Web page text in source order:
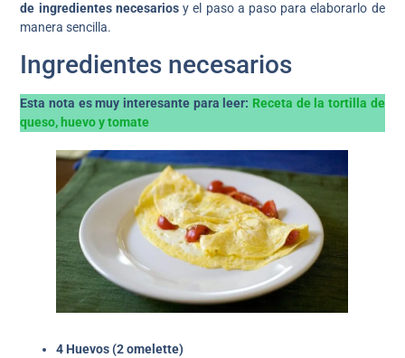
de ingredientes necesariosy el paso a paso para elaborarlo de
manera sencilla.
Ingredientes necesarios
Esta nota es muy interesante para leer: Receta de la tortilla de
queso, huevo y tomate
4 Huevos (2 omelette)